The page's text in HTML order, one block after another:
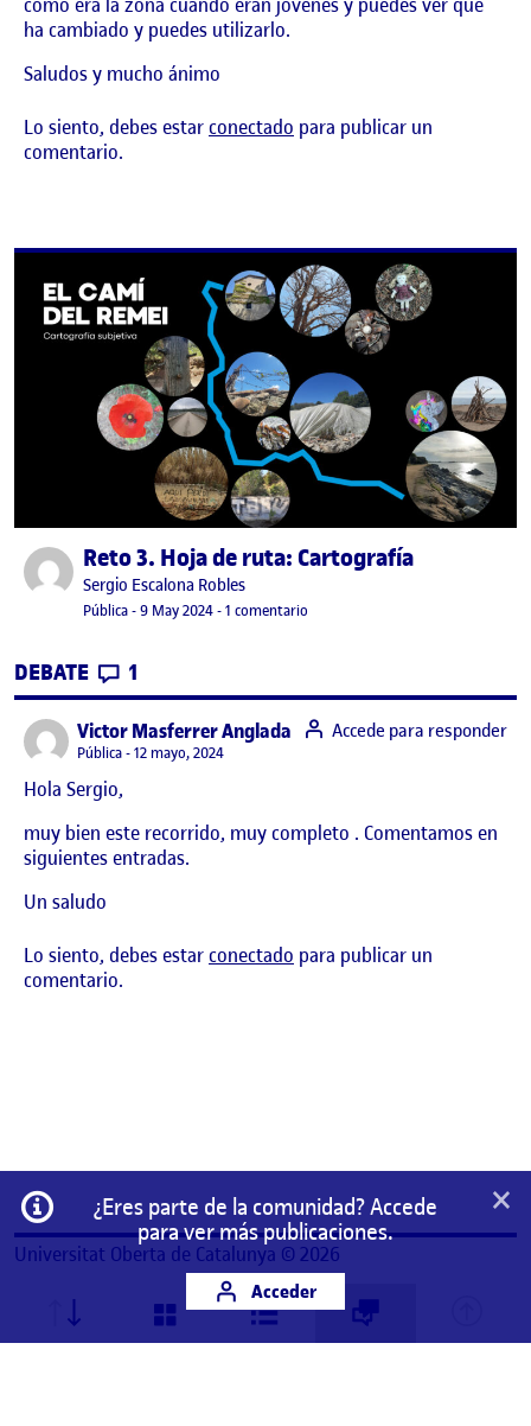
ha cambiado y puedes utilizarlo.
Saludos y mucho ánimo
Lo siento, debes estarconectado para publicar un
comentario.
Publicado porReto 3. Hoja de ruta: Cartografía
Publicado por
Sergio Escalona Robles
Visibilidad:
Pública-Fecha de publicación
9 May 2024-1 comentario
DEBATE CONTRIBUTIONS
1
Victor Masferrer Anglada says:
Visibilidad:
Pública 12 mayo, 2024
Hola Sergio,
muy bien este recorrido, muy completo . Comentamos en
siguientes entradas.
Un saludo
Accede para responder
Lo siento, debes estarconectado para publicar un
comentario.
Información
¿Eres parte de la comunidad? Accede
para ver más publicaciones.
Acceder
×
Universitat Oberta de Catalunya © 2026